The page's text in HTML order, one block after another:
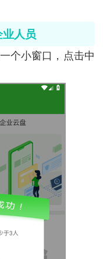
人员
个小窗口，点击中